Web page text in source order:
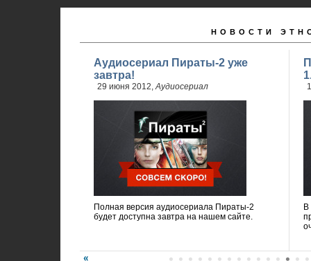
НОВОСТИ
Аудиосериал Пираты-2 уже
завтра!
29 июня 2012,Аудиосериал
Полная версия аудиосериала Пираты-2
будет доступна завтра на нашем сайте.
В